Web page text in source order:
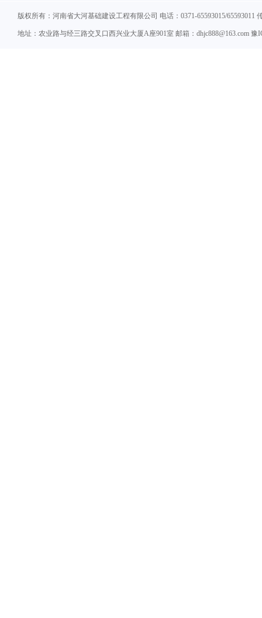
版权所有：河南省大河基础建设工程有限公司 电话：0371-65593015/65593011
地址：农业路与经三路交叉口西兴业大厦A座901室 邮箱：dhjc888@163.com 豫